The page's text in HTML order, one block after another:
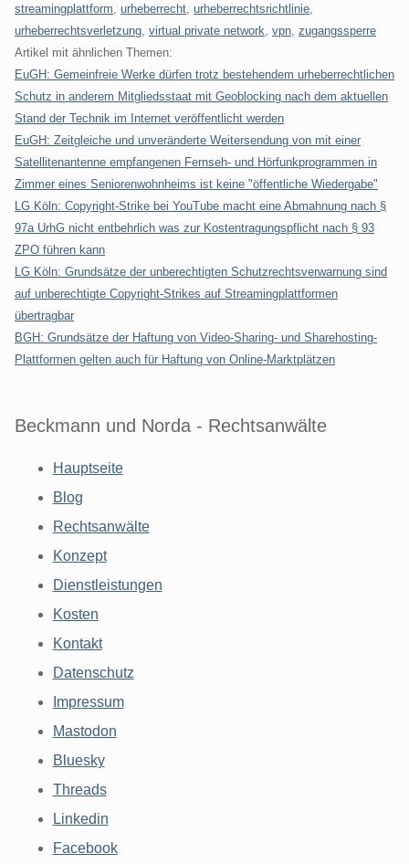
streamingplattform urheberrecht urheberrechtsrichtlinie
urheberrechtsverletzung virtual private network vpn zugangssperre
Artikel mit ähnlichen Themen:
EuGH: Gemeinfreie Werke dürfen trotz bestehendem urheberrechtlichen
Schutz in anderem Mitgliedsstaat mit Geoblocking nach dem aktuellen
Stand der Technik im Internet veröffentlicht werden
EuGH: Zeitgleiche und unveränderte Weitersendung von mit einer
Satellitenantenne empfangenen Fernseh- und Hörfunkprogrammen in
Zimmer eines Seniorenwohnheims ist keine "öffentliche Wiedergabe"
LG Köln: Copyright-Strike bei YouTube macht eine Abmahnung nach §
97a UrhG nicht entbehrlich was zur Kostentragungspflicht nach § 93
ZPO führen kann
LG Köln: Grundsätze der unberechtigten Schutzrechtsverwarnung sind
auf unberechtigte Copyright-Strikes auf Streamingplattformen
übertragbar
BGH: Grundsätze der Haftung von Video-Sharing- und Sharehosting-
Plattformen gelten auch für Haftung von Online-Marktplätzen
Beckmann und Norda - Rechtsanwälte
Hauptseite
Blog
Rechtsanwälte
Konzept
Dienstleistungen
Kosten
Kontakt
Datenschutz
Impressum
Mastodon
Bluesky
Threads
Linkedin
Facebook